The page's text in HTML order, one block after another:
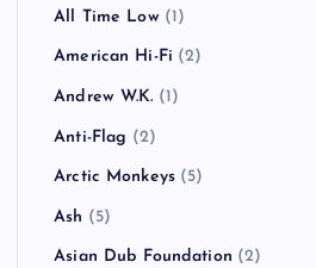
All Time Low(1)
American Hi-Fi (2)
Andrew W.K. (1)
Anti-Flag (2)
Arctic Monkeys (5)
Ash (5)
Asian Dub Foundation (2)